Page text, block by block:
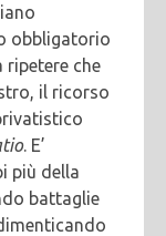
obbligatorio
ripetere che
il ricorso
. E’
più della
battaglie